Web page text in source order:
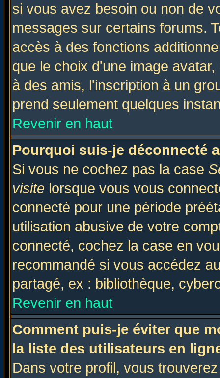
si vous avez besoin ou non de
messages sur certains forums.
accès à des fonctions
que le choix d'une image
à des amis, l'inscription à un
prend seulement quelques
Revenir en haut
Pourquoi suis-je déconnecté
Si vous ne cochez pas la case
visite lorsque vous vous
connecté pour une période
utilisation abusive de votre
connecté, cochez la case en
recommandé si vous accédez
partagé, ex : bibliothèque,
Revenir en haut
Comment puis-je éviter que
la liste des utilisateurs en
Dans votre profil, vous